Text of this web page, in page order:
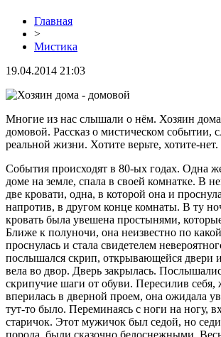
Главная
>
Мистика
19.04.2014 21:03
Многие из нас слышали о нём. Хозяин
домовой. Рассказ о мистическом событии,
реальной жизни. Хотите верьте, хотите-нет.
События происходят в 80-ых годах. Одна
доме на земле, спала в своей комнатке. В
две кровати, одна, в которой она и
напротив, в другом конце комнаты. В ту
кровать была увешена простынями,
Ближе к полуночи, она неизвестно по
проснулась и стала свидетелем
послышался скрип, открывающейся двери
вела во двор. Дверь закрылась.
скрипучие шаги от обуви. Пересилив
вперилась в дверной проем, она ожидала
тут-то было. Переминаясь с ноги на ногу,
старичок. Этот мужичок был седой, но
порода, были сказочно белоснежными.